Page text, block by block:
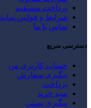
پرداخت مستقیم
شرایط و قوانین
تماس با ما
دسترسی سریع
حساب کاربری من
پیگیری سفارش
پرداخت
سبد خرید
پیگیری پستی